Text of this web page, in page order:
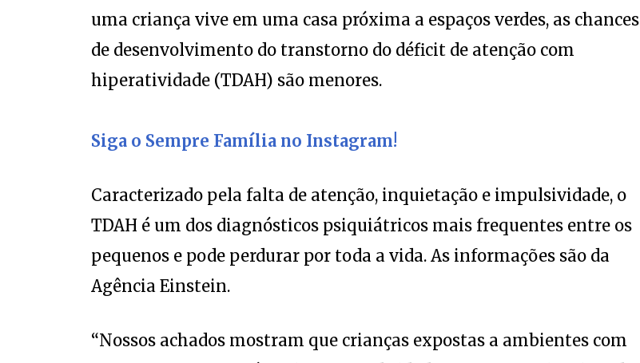
uma criança vive em uma casa próxima a espaços verdes, as chances
de desenvolvimento do transtorno do déficit de atenção com
hiperatividade (TDAH) são menores.
Siga o Sempre Família no Instagram!
Caracterizado pela falta de atenção, inquietação e impulsividade, o
TDAH é um dos diagnósticos psiquiátricos mais frequentes entre os
pequenos e pode perdurar por toda a vida. As informações são da
Agência Einstein.
“Nossos achados mostram que crianças expostas a ambientes com